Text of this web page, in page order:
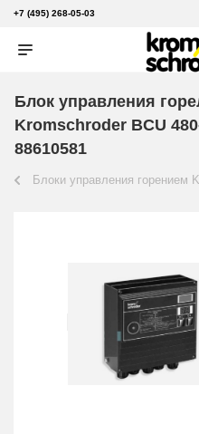
+7 (495) 268-05-03
Блок управления
Kromschroder BCU
88610581
Блоки управления горением